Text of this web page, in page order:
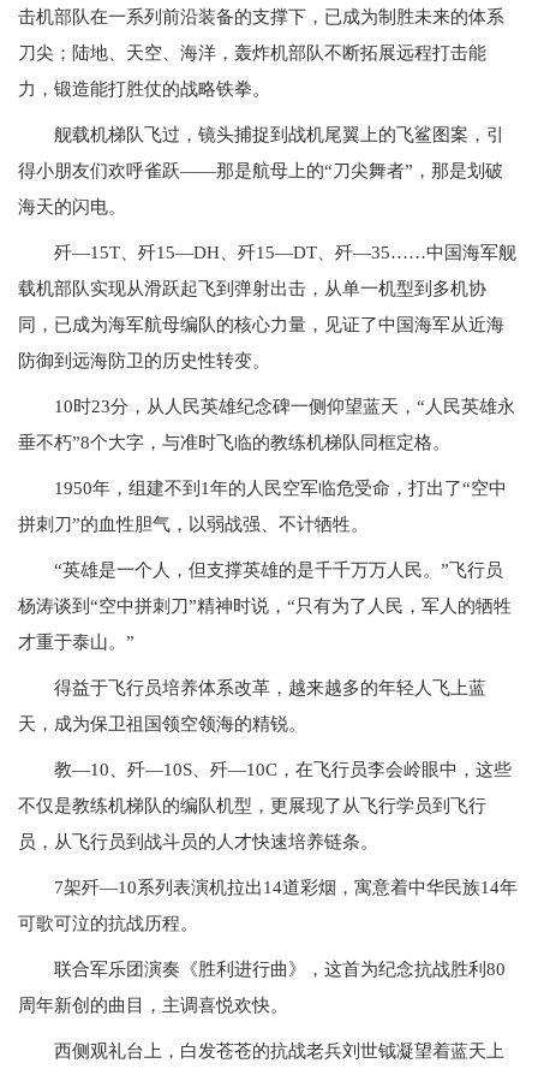
击机部队在一系列前沿装备的支撑下，已成为制胜未来的体系
刀尖；陆地、天空、海洋，轰炸机部队不断拓展远程打击能
力，锻造能打胜仗的战略铁拳。
舰载机梯队飞过，镜头捕捉到战机尾翼上的飞鲨图案，引
得小朋友们欢呼雀跃——那是航母上的“刀尖舞者”，那是划破
海天的闪电。
歼—15T、歼15—DH、歼15—DT、歼—35……中国海军舰
载机部队实现从滑跃起飞到弹射出击，从单一机型到多机协
同，已成为海军航母编队的核心力量，见证了中国海军从近海
防御到远海防卫的历史性转变。
10时23分，从人民英雄纪念碑一侧仰望蓝天，“人民英雄永
垂不朽”8个大字，与准时飞临的教练机梯队同框定格。
1950年，组建不到1年的人民空军临危受命，打出了“空中
拼刺刀”的血性胆气，以弱战强、不计牺牲。
“英雄是一个人，但支撑英雄的是千千万万人民。”飞行员
杨涛谈到“空中拼刺刀”精神时说，“只有为了人民，军人的牺牲
才重于泰山。”
得益于飞行员培养体系改革，越来越多的年轻人飞上蓝
天，成为保卫祖国领空领海的精锐。
教—10、歼—10S、歼—10C，在飞行员李会岭眼中，这些
不仅是教练机梯队的编队机型，更展现了从飞行学员到飞行
员，从飞行员到战斗员的人才快速培养链条。
7架歼—10系列表演机拉出14道彩烟，寓意着中华民族14年
可歌可泣的抗战历程。
联合军乐团演奏《胜利进行曲》，这首为纪念抗战胜利80
周年新创的曲目，主调喜悦欢快。
西侧观礼台上，白发苍苍的抗战老兵刘世钺凝望着蓝天上